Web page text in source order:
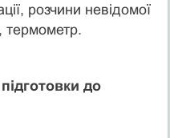
розчини невідомої
термометр.
до